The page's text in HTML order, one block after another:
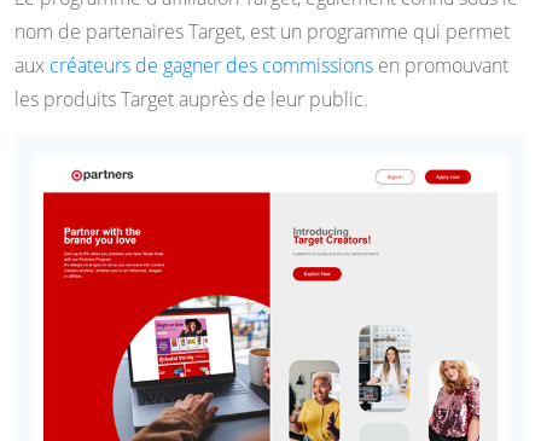
nom de partenaires Target, est un programme qui permet
aux créateurs de gagner des commissions en promouvant
les produits Target auprès de leur public.